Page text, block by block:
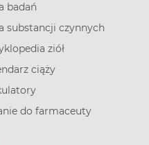
badań
substancji czynnych
ziół
ciąży
do farmaceuty